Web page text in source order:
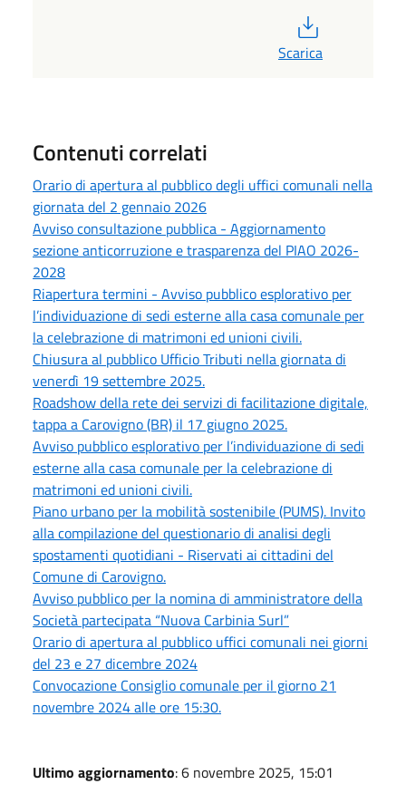
Scarica
Contenuti correlati
Orario di apertura al pubblico degli uffici comunali nella
giornata del 2 gennaio 2026
Avviso consultazione pubblica - Aggiornamento
sezione anticorruzione e trasparenza del PIAO 2026-
2028
Riapertura termini - Avviso pubblico esplorativo per
l’individuazione di sedi esterne alla casa comunale per
la celebrazione di matrimoni ed unioni civili.
Chiusura al pubblico Ufficio Tributi nella giornata di
venerdì 19 settembre 2025.
Roadshow della rete dei servizi di facilitazione digitale,
tappa a Carovigno (BR) il 17 giugno 2025.
Avviso pubblico esplorativo per l’individuazione di sedi
esterne alla casa comunale per la celebrazione di
matrimoni ed unioni civili.
Piano urbano per la mobilità sostenibile (PUMS). Invito
alla compilazione del questionario di analisi degli
spostamenti quotidiani - Riservati ai cittadini del
Comune di Carovigno.
Avviso pubblico per la nomina di amministratore della
Società partecipata “Nuova Carbinia Surl”
Orario di apertura al pubblico uffici comunali nei giorni
del 23 e 27 dicembre 2024
Convocazione Consiglio comunale per il giorno 21
novembre 2024 alle ore 15:30.
Ultimo aggiornamento: 6 novembre 2025, 15:01